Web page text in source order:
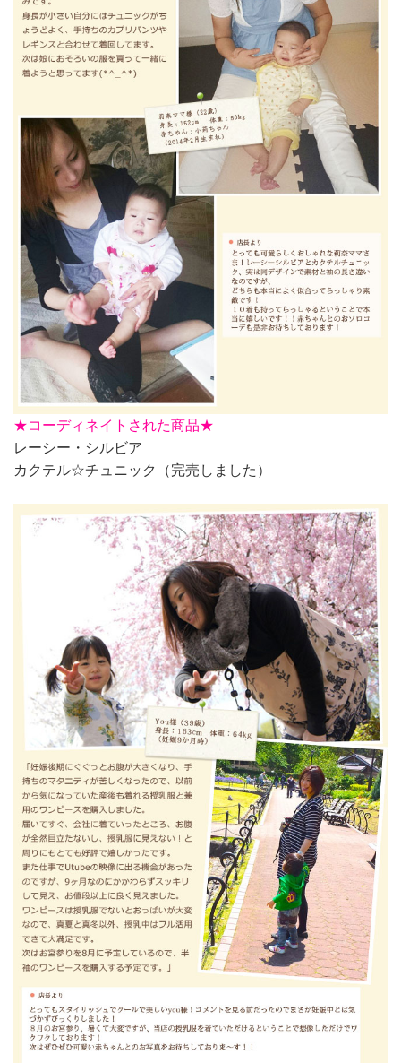
★コーディネイトされた商品★
レーシー・シルビア
カクテル☆チュニック（完売しました）